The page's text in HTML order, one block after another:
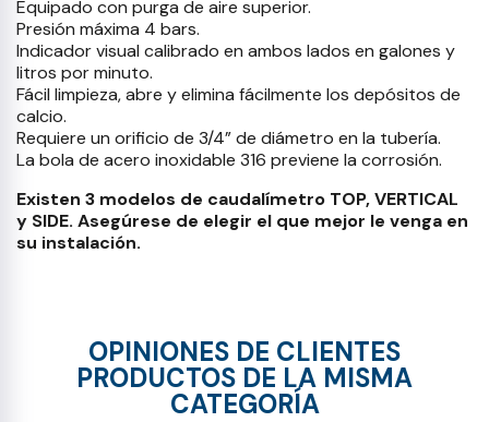
Equipado con purga de aire superior.
Presión máxima 4 bars.
Indicador visual calibrado en ambos lados en galones y
litros por minuto.
Fácil limpieza, abre y elimina fácilmente los depósitos de
calcio.
Requiere un orificio de 3/4” de diámetro en la tubería.
La bola de acero inoxidable 316 previene la corrosión.
Existen 3 modelos de caudalímetro TOP, VERTICAL
y SIDE. Asegúrese de elegir el que mejor le venga en
su instalación.
OPINIONES DE CLIENTES
PRODUCTOS DE LA MISMA
CATEGORÍA